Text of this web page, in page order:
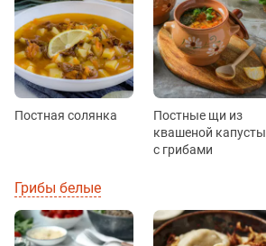
Постная солянка
Постные щи из
квашеной капусты
с грибами
Грибы белые